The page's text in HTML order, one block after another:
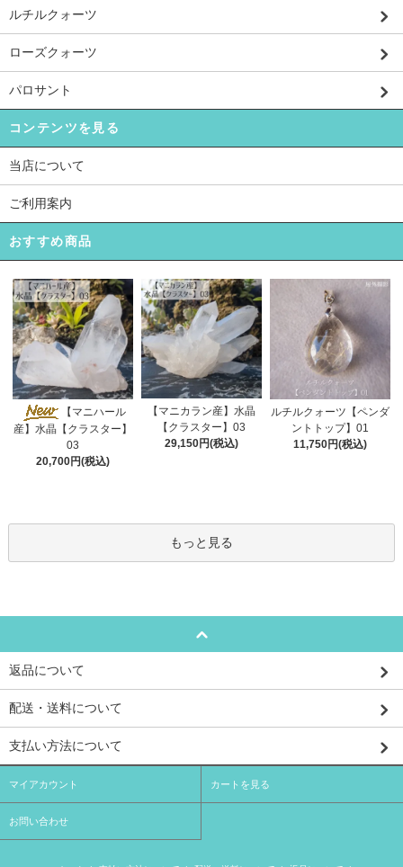
ルチルクォーツ
ローズクォーツ
パロサント
コンテンツを見る
当店について
ご利用案内
おすすめ商品
【マニハール
産】水晶【クラスター】
03
20,700円(税込)
【マニカラン産】水晶
【クラスター】03
29,150円(税込)
ルチルクォーツ【ペンダ
ントトップ】01
11,750円(税込)
もっと見る
返品について
配送・送料について
支払い方法について
マイアカウント カートを見る
お問い合わせ